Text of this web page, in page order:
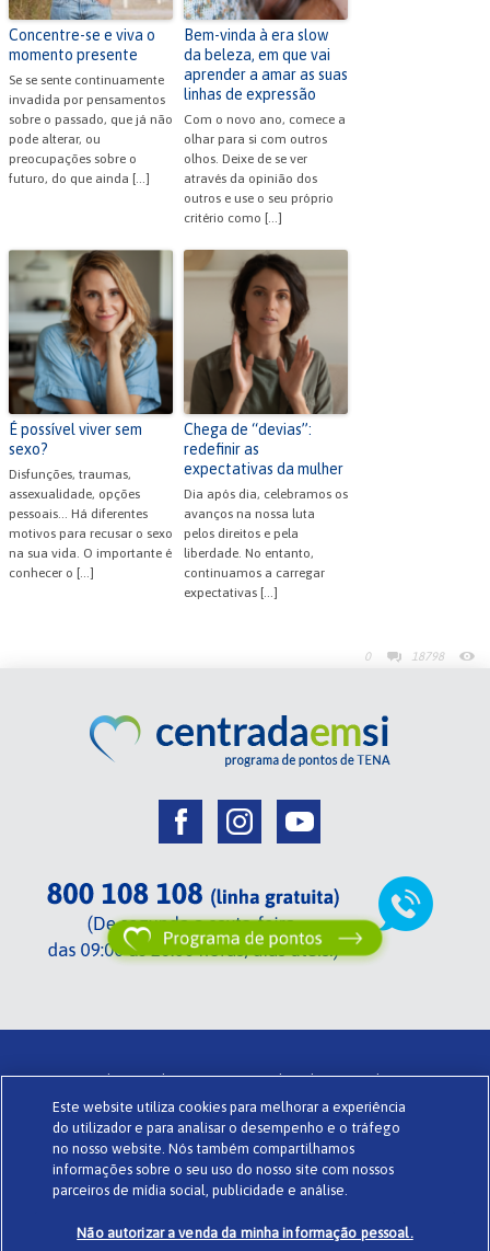
0 18798
Concentre-se e viva o
momento presente
Se se sente continuamente
invadida por pensamentos
sobre o passado, que já não
pode alterar, ou
preocupações sobre o
futuro, do que ainda […]
Bem-vinda à era slow
da beleza, em que vai
aprender a amar as suas
linhas de expressão
Com o novo ano, comece a
olhar para si com outros
olhos. Deixe de se ver
através da opinião dos
outros e use o seu próprio
critério como […]
É possível viver sem
sexo?
Disfunções, traumas,
assexualidade, opções
pessoais... Há diferentes
motivos para recusar o sexo
na sua vida. O importante é
conhecer o […]
Chega de “devias”:
redefinir as
expectativas da mulher
Dia após dia, celebramos os
avanços na nossa luta
pelos direitos e pela
liberdade. No entanto,
continuamos a carregar
expectativas […]
Centrada em si de TENA . Termos de utilização . Glossário .
Powered by www.codigomedia.com© Essity Portugal Lda
Sobre o Centrada em si . Política de privacidade . Cookies .
Este website utiliza cookies para melhorar a experiência
do utilizador e para analisar o desempenho e o tráfego
no nosso website. Nós também compartilhamos
informações sobre o seu uso do nosso site com nossos
parceiros de mídia social, publicidade e análise.
Não autorizar a venda da minha informação pessoal.